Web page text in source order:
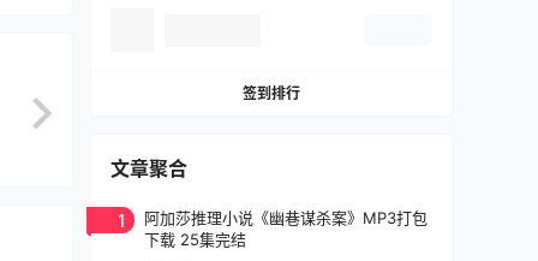
签到排行
文章聚合
1
阿加莎推理小说《幽巷谋杀案》MP3打包
下载 25集完结